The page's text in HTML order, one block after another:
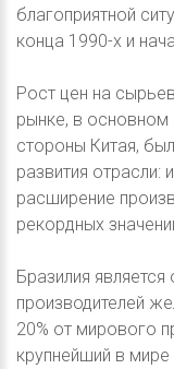
благоприятной
конца 1990-х и
Рост цен на
рынке, в основном
стороны Китая,
развития отрасли:
расширение
рекордных
Бразилия
производителей
20% от мирового
крупнейший в